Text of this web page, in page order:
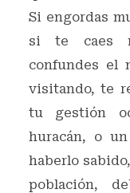
Si engordas
si te caes
confundes el
visitando, te
tu gestión
huracán, o
haberlo
población,